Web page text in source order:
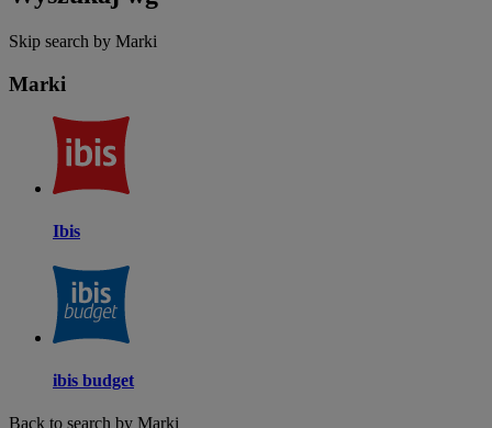
Skip search by Marki
Marki
Ibis
ibis budget
Back to search by Marki